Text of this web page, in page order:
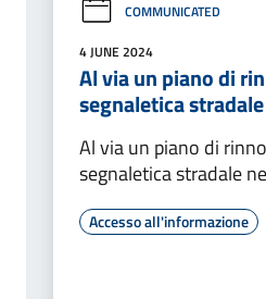
COMMUNICATED
4 JUNE 2024
Al via un piano di
segnaletica
Al via un piano di
segnaletica stradale
Accesso all'informazione